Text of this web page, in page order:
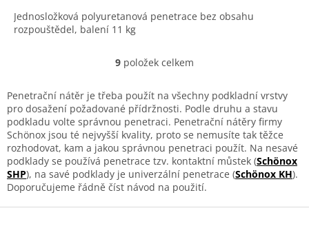
Jednosložková polyuretanová penetrace bez obsahu
rozpouštědel, balení 11 kg
O
l
á
d
a
c
í
p
r
k
9 položek celkem
Penetrační nátěr je třeba použít na všechny podkladní vrstvy
pro dosažení požadované přídržnosti. Podle druhu a stavu
podkladu volte správnou penetraci. Penetrační nátěry firmy
Schönox jsou té nejvyšší kvality, proto se nemusíte tak těžce
rozhodovat, kam a jakou správnou penetraci použít. Na nesavé
podklady se používá penetrace tzv. kontaktní můstek (Schönox
SHP), na savé podklady je univerzální penetrace (Schönox KH).
Doporučujeme řádně číst návod na použití.
Z